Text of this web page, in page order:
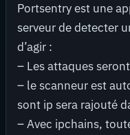
Portsentry est une
serveur de detecter
d’agir :
– Les attaques
– le scanneur est
sont ip sera rajouté
– Avec ipchains,